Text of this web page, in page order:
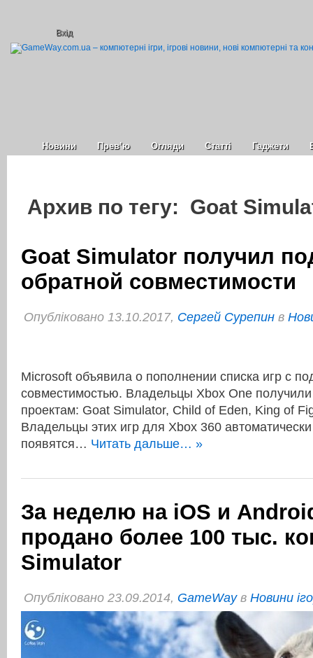
Вхід
Новини Прев’ю Огляди Статті Гаджети
Архив по тегу: Goat
Goat Simulator получил
обратной совместимости
Опубліковано 13.10.2017, Сергей Сурепин в
Microsoft объявила о пополнении списка игр с
совместимостью. Владельцы Xbox One
проектам: Goat Simulator, Child of Eden, King of
Владельцы этих игр для Xbox 360
появятся… Читать дальше… »
За неделю на iOS и
продано более 100 тыс.
Simulator
Опубліковано 23.09.2014, GameWayв Новини